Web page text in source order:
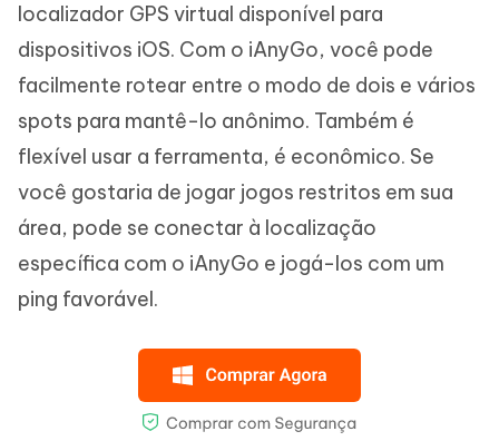
localizador GPS virtual disponível para
dispositivos iOS. Com o iAnyGo, você pode
facilmente rotear entre o modo de dois e vários
spots para mantê-lo anônimo. Também é
flexível usar a ferramenta, é econômico. Se
você gostaria de jogar jogos restritos em sua
área, pode se conectar à localização
específica com o iAnyGo e jogá-los com um
ping favorável.